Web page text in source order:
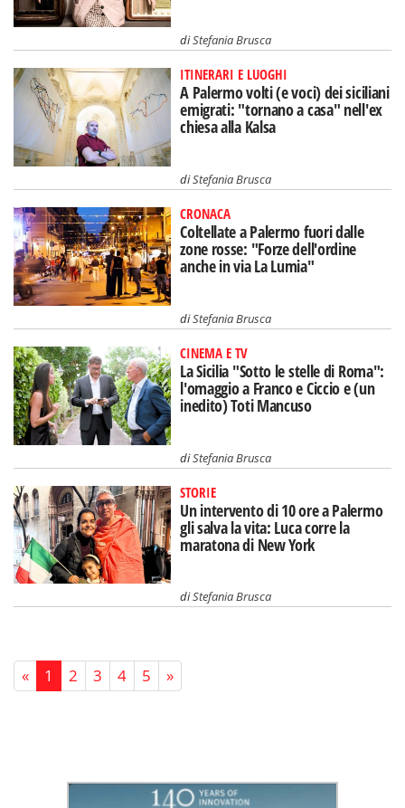
diStefania Brusca
ITINERARI E LUOGHI
A Palermo volti (e voci) dei siciliani
emigrati: "tornano a casa" nell'ex
chiesa alla Kalsa
diStefania Brusca
CRONACA
Coltellate a Palermo fuori dalle
zone rosse: "Forze dell'ordine
anche in via La Lumia"
diStefania Brusca
CINEMA E TV
La Sicilia "Sotto le stelle di Roma":
l'omaggio a Franco e Ciccio e (un
inedito) Toti Mancuso
diStefania Brusca
STORIE
Un intervento di 10 ore a Palermo
gli salva la vita: Luca corre la
maratona di New York
diStefania Brusca
« 1 2 3 4 5 »